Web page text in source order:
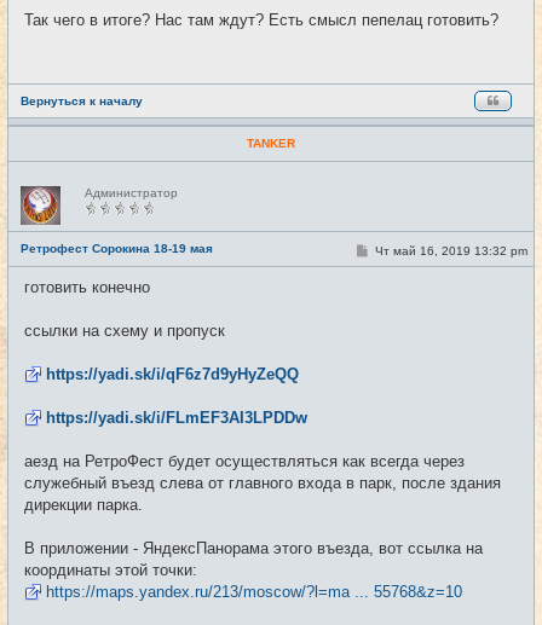
б
и
Так чего в итоге? Нас там ждут? Есть смысл пепелац готовить?
Вернуться к началу
TANKER
Н
е
в
с
е
т
и
Администратор
Ретрофест Сорокина 18-19 мая #11
С
о
Чт май 16, 2019 13:32 pm
готовить конечно
ссылки на схему и пропуск
https://yadi.sk/i/qF6z7d9yHyZeQQ
https://yadi.sk/i/FLmEF3AI3LPDDw
аезд на РетроФест будет осуществляться как всегда через
служебный въезд слева от главного входа в парк, после здания
дирекции парка.
В приложении - ЯндексПанорама этого въезда, вот ссылка на
координаты этой точки:
https://maps.yandex.ru/213/moscow/?l=ma ... 55768&z=10